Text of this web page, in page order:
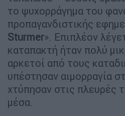
το ψυχορράγημα του
προπαγανδιστικής
Sturmer». Επιπλέον
καταπακτή ήταν πολύ
αρκετοί από τους
υπέστησαν αιμορραγία
χτύπησαν στις πλευρές
μέσα.